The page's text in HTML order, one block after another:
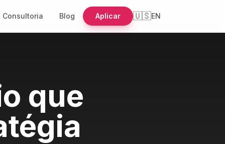
Consultoria Blog Aplicar 🇺🇸EN
que